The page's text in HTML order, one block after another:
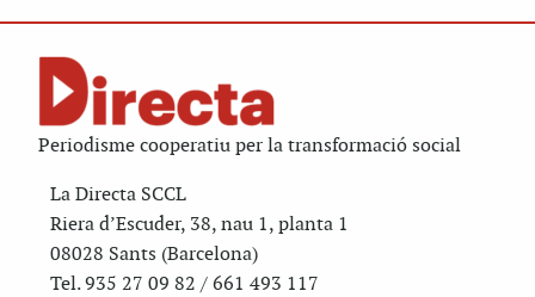
Periodisme cooperatiu per la transformació social
La Directa SCCL
Riera d’Escuder, 38, nau 1, planta 1
08028 Sants (Barcelona)
Tel. 935 27 09 82 / 661 493 117